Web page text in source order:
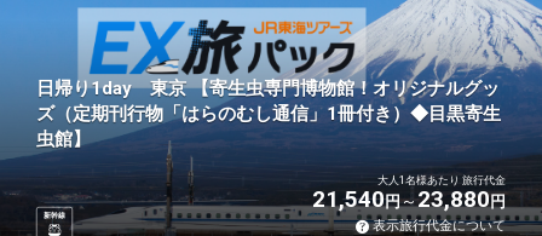
日帰り1day 東京 【寄生虫専門博物館！オリジナルグッ
ズ（定期刊行物「はらのむし通信」1冊付き）◆目黒寄生
虫館】
新幹線
大人1名様あたり 旅行代金
21,540円 23,880円
表示旅行代金について